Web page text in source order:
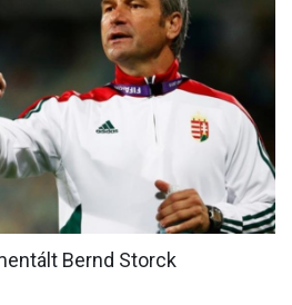
KLUB
GALÉRIA
ÉLMÉNYEK
Bernd Storck